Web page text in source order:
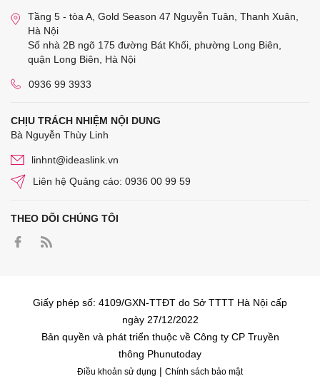
Tầng 5 - tòa A, Gold Season 47 Nguyễn Tuân, Thanh Xuân,
Hà Nội
Số nhà 2B ngõ 175 đường Bát Khối, phường Long Biên,
quận Long Biên, Hà Nội
0936 99 3933
CHỊU TRÁCH NHIỆM NỘI DUNG
Bà Nguyễn Thùy Linh
linhnt@ideaslink.vn
Liên hệ Quảng cáo: 0936 00 99 59
THEO DÕI CHÚNG TÔI
Giấy phép số: 4109/GXN-TTĐT do Sở TTTT Hà Nội cấp
ngày 27/12/2022
Bản quyền và phát triển thuộc về Công ty CP Truyền
thông Phunutoday
Điều khoản sử dụng | Chính sách bảo mật